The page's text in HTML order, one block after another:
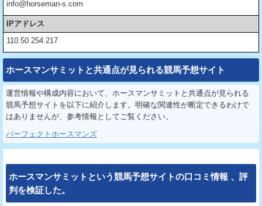
info@horseman-s.com
IPアドレス
110.50.254.217
ホースマンサミットと共通点が見られる競馬予想サイト
運営情報や構成内容において、ホースマンサミットと共通点が見られる
競馬予想サイトを以下に紹介します。明確な関連性が断定できるわけで
はありませんが、参考情報としてご覧ください。
パーフェクトホースマンズ
ホースマンサミット という競馬予想サイトの口コミ情報 、 評
判 を検証した。